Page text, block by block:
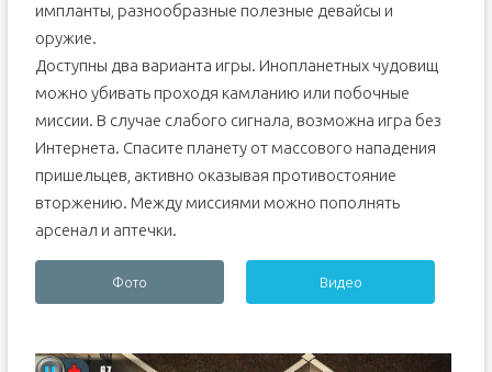
импланты, разнообразные полезные девайсы и
оружие.
Доступны два варианта игры. Инопланетных чудовищ
можно убивать проходя камланию или побочные
миссии. В случае слабого сигнала, возможна игра без
Интернета. Спасите планету от массового нападения
пришельцев, активно оказывая противостояние
вторжению. Между миссиями можно пополнять
арсенал и аптечки.
Фото Видео